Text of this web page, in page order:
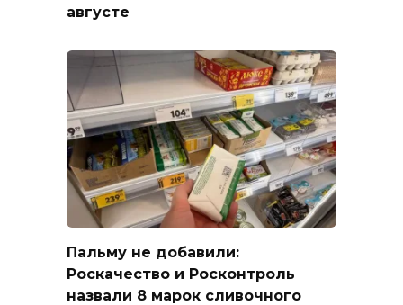
августе
Пальму не добавили:
Роскачество и Росконтроль
назвали 8 марок сливочного